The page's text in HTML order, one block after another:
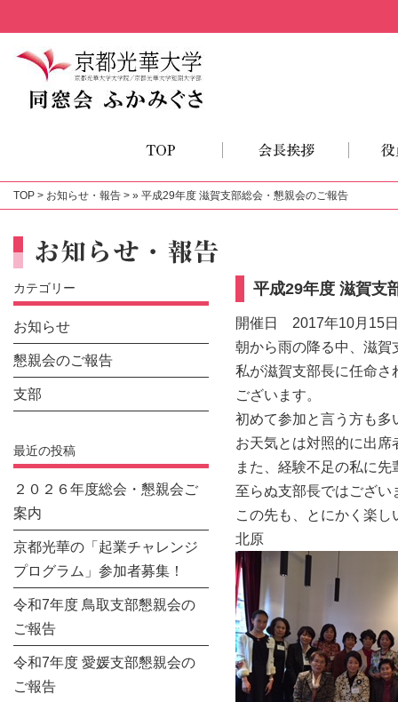
TOP > お知らせ・報告 > » 平成29年度 滋賀支部総会・懇親会のご報告
平成29年度 滋賀支
開催日 2017年10月15
朝から雨の降る中、滋賀
私が滋賀支部長に任命さ
ございます。
初めて参加と言う方も多
お天気とは対照的に出
また、経験不足の私に
至らぬ支部長ではござい
この先も、とにかく楽
北原
カテゴリー
お知らせ
懇親会のご報告
支部
最近の投稿
２０２６年度総会・懇親会ご
案内
京都光華の「起業チャレンジ
プログラム」参加者募集！
令和7年度 鳥取支部懇親会の
ご報告
令和7年度 愛媛支部懇親会の
ご報告